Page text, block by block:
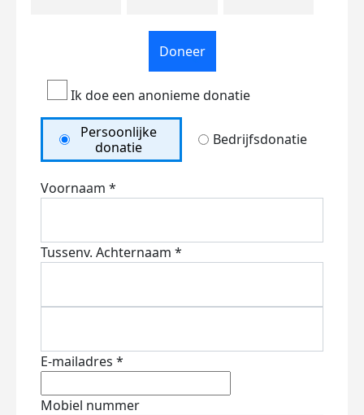
Doneer
Ik doe een anonieme donatie
Persoonlijke
donatie
Bedrijfsdonatie
Voornaam *
Tussenv. Achternaam *
E-mailadres *
Mobiel nummer